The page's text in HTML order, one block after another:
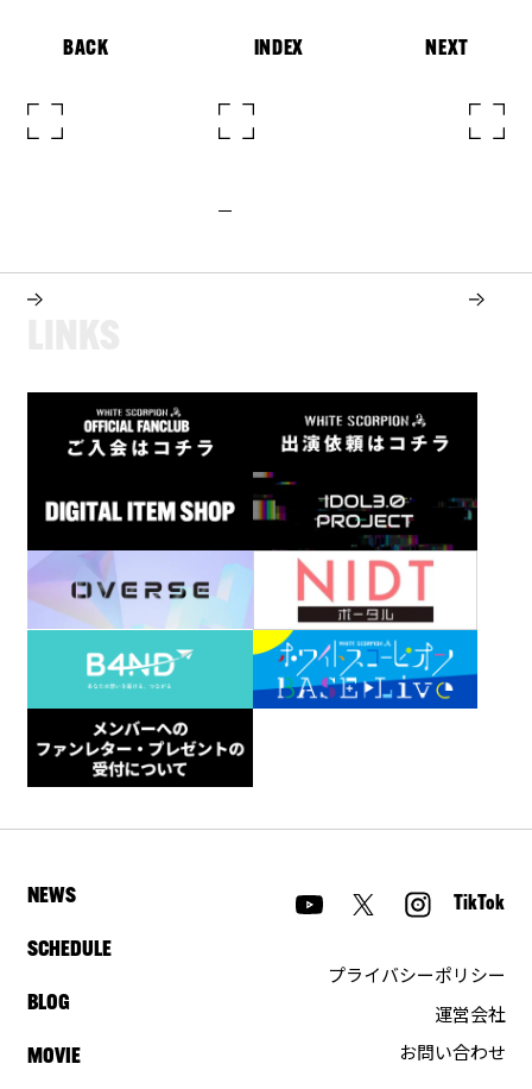
BACK INDEX NEXT
NEWS
SCHEDULE
BLOG
MOVIE
TikTok
プライバシーポリシー
運営会社
お問い合わせ